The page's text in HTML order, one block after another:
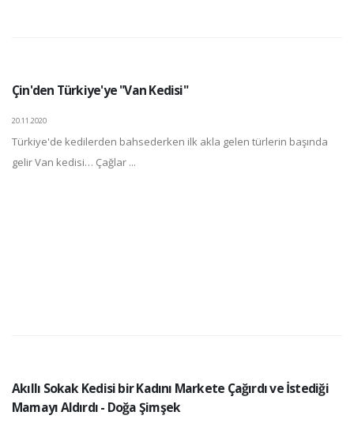
Çin'den Türkiye'ye "Van Kedisi"
20.11.2020
Türkiye'de kedilerden bahsederken ilk akla gelen türlerin başında
gelir Van kedisi… Çağlar ...
Akıllı Sokak Kedisi bir Kadını Markete Çağırdı ve İstediği
Mamayı Aldırdı - Doğa Şimşek